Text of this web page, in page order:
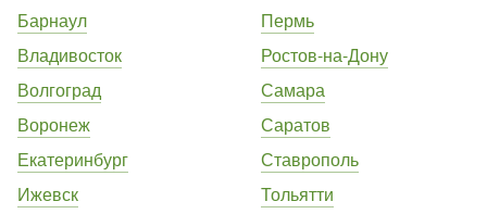
Барнаул
Владивосток
Волгоград
Воронеж
Екатеринбург
Ижевск
Пермь
Ростов-на-Дону
Самара
Саратов
Ставрополь
Тольятти